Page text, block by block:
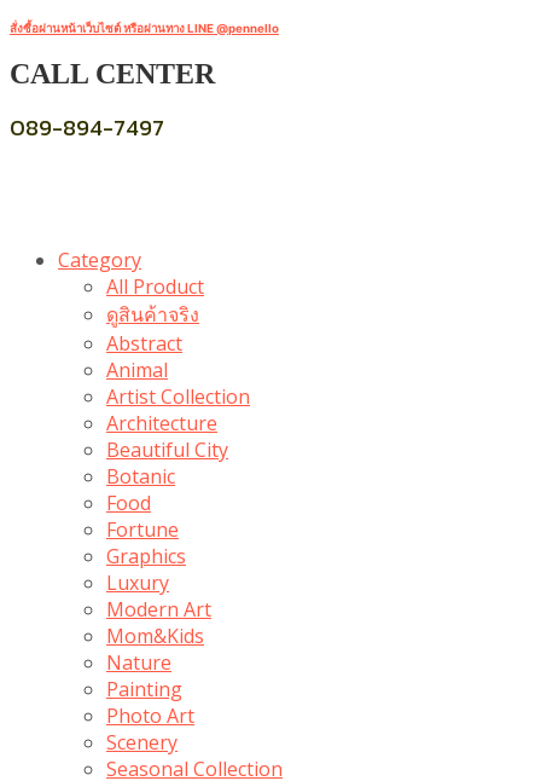
สั่งซื้อผ่านหน้าเว็บไซต์ หรือผ่านทาง LINE @pennello
CALL CENTER
089-894-7497
Category
All Product
ดูสินค้าจริง
Abstract
Animal
Artist Collection
Architecture
Beautiful City
Botanic
Food
Fortune
Graphics
Luxury
Modern Art
Mom&Kids
Nature
Painting
Photo Art
Scenery
Seasonal Collection